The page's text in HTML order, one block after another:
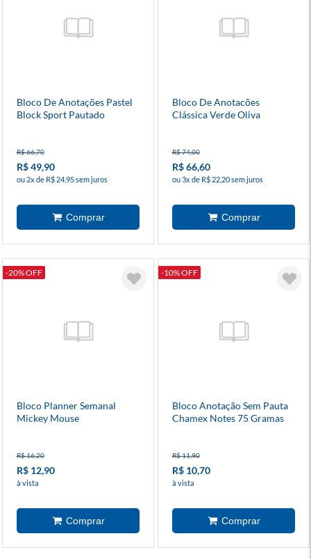
Bloco De Anotações Pastel
Block Sport Pautado
R$ 66,70
R$ 49,90
ou 2x de R$ 24,95 sem juros
Bloco De Anotacões
Clássica Verde Oliva
R$ 74,00
R$ 66,60
ou 3x de R$ 22,20 sem juros
-20% OFF
Bloco Planner Semanal
Mickey Mouse
R$ 16,20
R$ 12,90
à vista
-10% OFF
Bloco Anotação Sem Pauta
Chamex Notes 75 Gramas
R$ 11,90
R$ 10,70
à vista